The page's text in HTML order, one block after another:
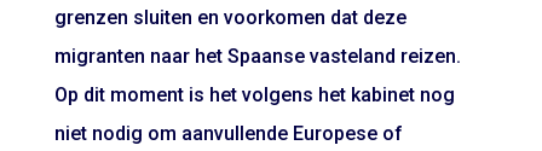
grenzen sluiten en voorkomen dat deze
migranten naar het Spaanse vasteland reizen.
Op dit moment is het volgens het kabinet nog
niet nodig om aanvullende Europese of